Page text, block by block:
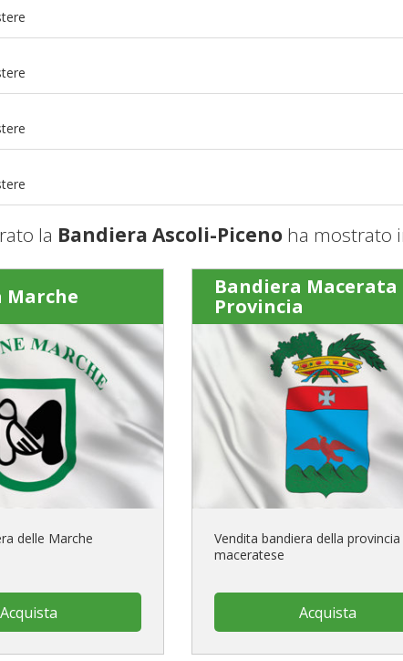
la Bandiera Ascoli-Piceno ha mostrato
Marche
delle Marche
Acquista
Bandiera Macerata
Provincia
Vendita bandiera della provincia
maceratese
Acquista